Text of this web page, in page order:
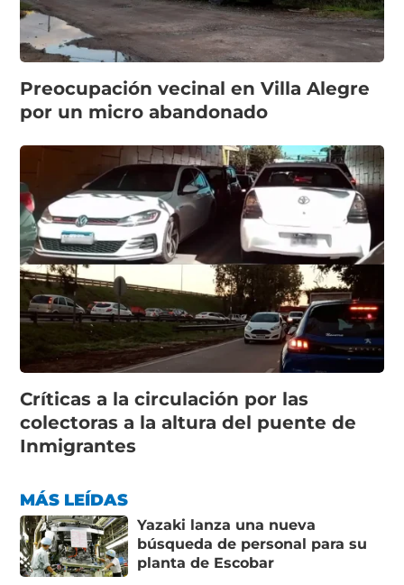
Preocupación vecinal en Villa Alegre
por un micro abandonado
Críticas a la circulación por las
colectoras a la altura del puente de
Inmigrantes
MÁS LEÍDAS
Yazaki lanza una nueva
búsqueda de personal para su
planta de Escobar